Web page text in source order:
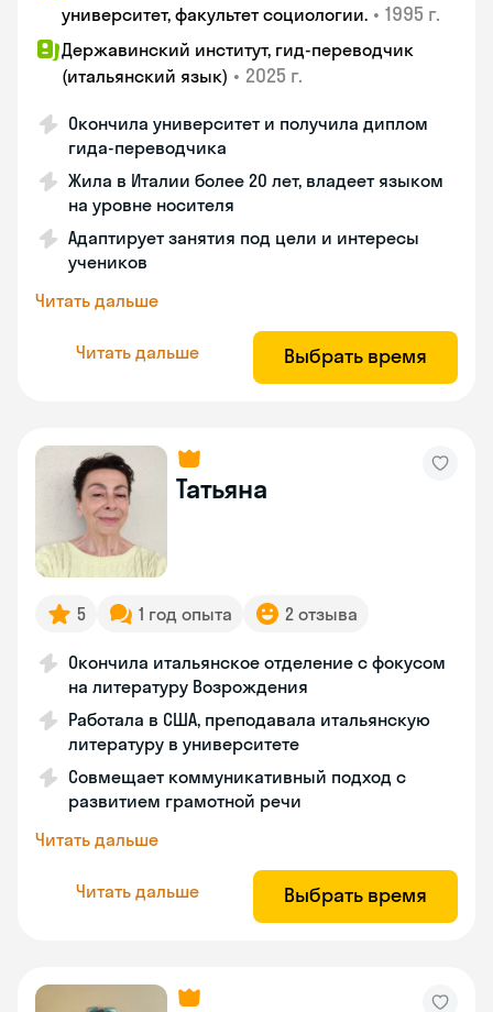
университет, факультет социологии. • 1995 г.
Державинский институт, гид-переводчик
(итальянский язык) • 2025 г.
Окончила университет и получила диплом
гида-переводчика
Жила в Италии более 20 лет, владеет языком
на уровне носителя
Адаптирует занятия под цели и интересы
учеников
Читать дальше
Читать дальше Выбрать время
Татьяна
5 1 год опыта 2 отзыва
Окончила итальянское отделение с фокусом
на литературу Возрождения
Работала в США, преподавала итальянскую
литературу в университете
Совмещает коммуникативный подход с
развитием грамотной речи
Читать дальше
Читать дальше Выбрать время